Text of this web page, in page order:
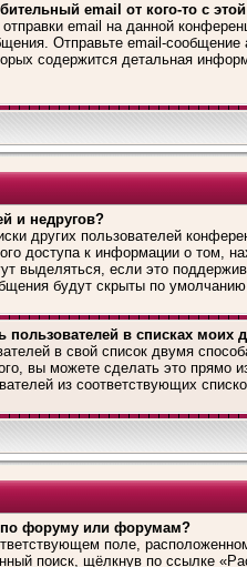
email от кого-то с
email на данной
Отправьте email-
содержится детальная
и недругов?
других пользователей
доступа к информации о том,
выделяться, если это
будут скрыты по
пользователей в списках моих
в свой список двумя
вы можете сделать это прямо
из соответствующих
форуму или форумам?
поле,
поиск, щёлкнув по ссылке